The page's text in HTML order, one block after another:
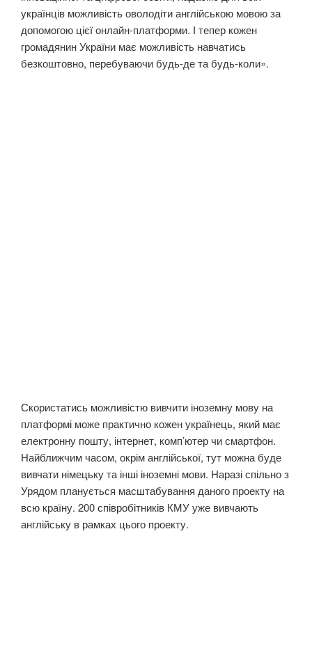
українців можливість оволодіти англійською мовою за
допомогою цієї онлайн-платформи. І тепер кожен
громадянин України має можливість навчатись
безкоштовно, перебуваючи будь-де та будь-коли».
Скористатись можливістю вивчити іноземну мову на
платформі може практично кожен українець, який має
електронну пошту, інтернет, комп’ютер чи смартфон.
Найближчим часом, окрім англійської, тут можна буде
вивчати німецьку та інші іноземні мови. Наразі спільно з
Урядом планується масштабування даного проекту на
всю країну. 200 співробітників КМУ уже вивчають
англійську в рамках цього проекту.